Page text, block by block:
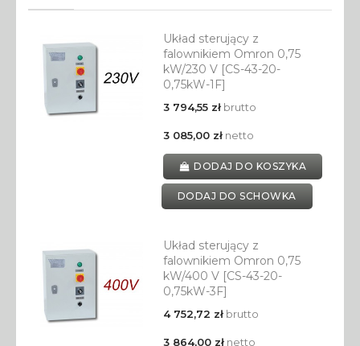
Układ sterujący z
falownikiem Omron 0,75
kW/230 V [CS-43-20-
0,75kW-1F]
3 794,55 złbrutto
3 085,00 złnetto
DODAJ DO KOSZYKA
DODAJ DO SCHOWKA
Układ sterujący z
falownikiem Omron 0,75
kW/400 V [CS-43-20-
0,75kW-3F]
4 752,72 złbrutto
3 864,00 złnetto